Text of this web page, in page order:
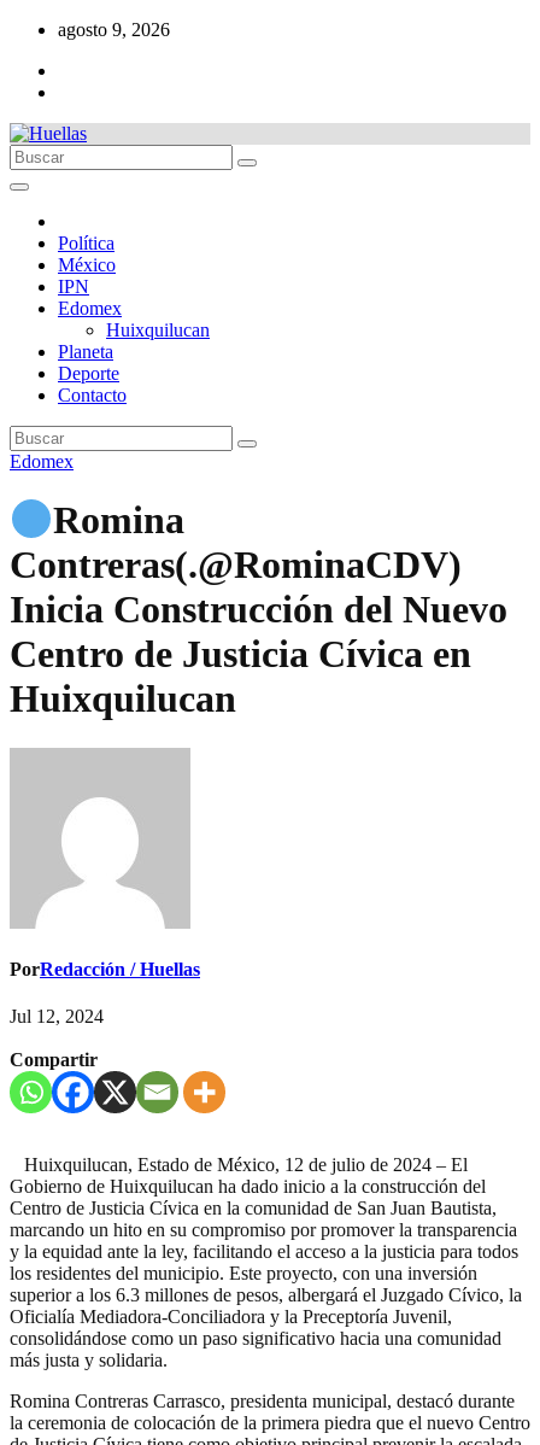
contenido
agosto 9, 2026
Política
México
IPN
Edomex
Huixquilucan
Planeta
Deporte
Contacto
Edomex
Romina
Contreras(.@RominaCDV)
Inicia Construcción del Nuevo
Centro de Justicia Cívica en
Huixquilucan
PorRedacción / Huellas
Jul 12, 2024
Compartir
Huixquilucan, Estado de México, 12 de julio de 2024 – El
Gobierno de Huixquilucan ha dado inicio a la construcción del
Centro de Justicia Cívica en la comunidad de San Juan Bautista,
marcando un hito en su compromiso por promover la transparencia
y la equidad ante la ley, facilitando el acceso a la justicia para todos
los residentes del municipio. Este proyecto, con una inversión
superior a los 6.3 millones de pesos, albergará el Juzgado Cívico, la
Oficialía Mediadora-Conciliadora y la Preceptoría Juvenil,
consolidándose como un paso significativo hacia una comunidad
más justa y solidaria.
Romina Contreras Carrasco, presidenta municipal, destacó durante
la ceremonia de colocación de la primera piedra que el nuevo Centro